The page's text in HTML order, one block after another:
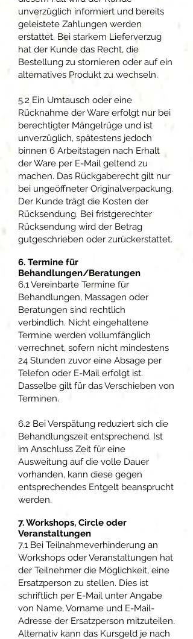
unverzüglich informiert und bereits
geleistete Zahlungen werden
erstattet. Bei starkem Lieferverzug
hat der Kunde das Recht, die
Bestellung zu stornieren oder auf ein
alternatives Produkt zu wechseln.
5.2 Ein Umtausch oder eine
Rücknahme der Ware erfolgt nur bei
berechtigter Mängelrüge und ist
unverzüglich, spätestens jedoch
binnen 6 Arbeitstagen nach Erhalt
der Ware per E-Mail geltend zu
machen. Das Rückgaberecht gilt nur
bei ungeöffneter Originalverpackung.
Der Kunde trägt die Kosten der
Rücksendung. Bei fristgerechter
Rücksendung wird der Betrag
gutgeschrieben oder zurückerstattet.
6. Termine für
Behandlungen/Beratungen
6.1 Vereinbarte Termine für
Behandlungen, Massagen oder
Beratungen sind rechtlich
verbindlich. Nicht eingehaltene
Termine werden vollumfänglich
verrechnet, sofern nicht mindestens
24 Stunden zuvor eine Absage per
Telefon oder E-Mail erfolgt ist.
Dasselbe gilt für das Verschieben von
Terminen.
6.2 Bei Verspätung reduziert sich die
Behandlungszeit entsprechend. Ist
im Anschluss Zeit für eine
Ausweitung auf die volle Dauer
vorhanden, kann diese gegen
entsprechendes Entgelt beansprucht
werden.
7. Workshops, Circle oder
Veranstaltungen
7.1 Bei Teilnahmeverhinderung an
Workshops oder Veranstaltungen hat
der Teilnehmer die Möglichkeit, eine
Ersatzperson zu stellen. Dies ist
schriftlich per E-Mail unter Angabe
von Name, Vorname und E-Mail-
Adresse der Ersatzperson mitzuteilen.
Alternativ kann das Kursgeld je nach